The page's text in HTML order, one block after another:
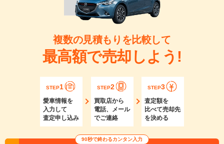
複数の見積もりを比較して
最高額で売却しよう!
STEP1
愛車情報を
入力して
査定申し込み
STEP2
買取店から
電話、メール
でご連絡
STEP3
査定額を
比べて売却先
を決める
90秒で終わるカンタン入力